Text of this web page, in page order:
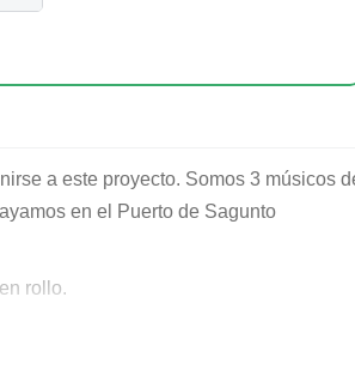
a este proyecto. Somos 3 músicos
en el Puerto de Sagunto
rollo.
sin pausa.